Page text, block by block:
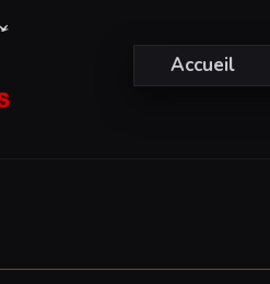
Accueil